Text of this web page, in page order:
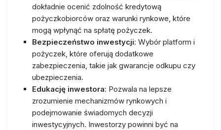
dokładnie ocenić zdolność kredytową
pożyczkobiorców oraz warunki rynkowe, które
mogą wpłynąć na spłatę pożyczek.
Bezpieczeństwo inwestycji: Wybór platform i
pożyczek, które oferują dodatkowe
zabezpieczenia, takie jak gwarancje odkupu czy
ubezpieczenia.
Edukację inwestora: Pozwala na lepsze
zrozumienie mechanizmów rynkowych i
podejmowanie świadomych decyzji
inwestycyjnych. Inwestorzy powinni być na